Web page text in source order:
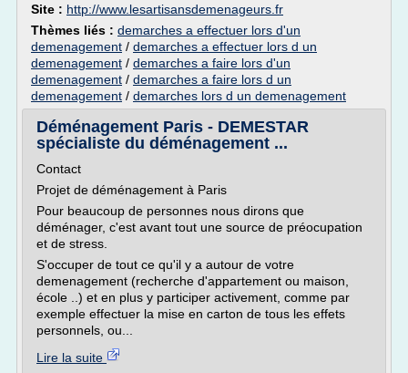
Site : http://www.lesartisansdemenageurs.fr
Thèmes liés : demarches a effectuer lors d'un
demenagement / demarches a effectuer lors d un
demenagement / demarches a faire lors d'un
demenagement / demarches a faire lors d un
demenagement / demarches lors d un demenagement
Déménagement Paris - DEMESTAR
spécialiste du déménagement ...
Contact
Projet de déménagement à Paris
Pour beaucoup de personnes nous dirons que
déménager, c'est avant tout une source de préocupation
et de stress.
S'occuper de tout ce qu'il y a autour de votre
demenagement (recherche d'appartement ou maison,
école ..) et en plus y participer activement, comme par
exemple effectuer la mise en carton de tous les effets
personnels, ou...
Lire la suite